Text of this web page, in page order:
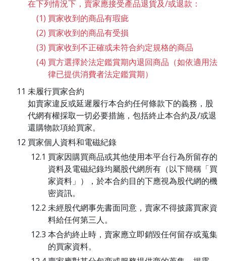
在下列情況下，賣家應接受產品退貨及/或退款：
買家收到的商品有瑕疵
買家收到的商品有受損
買家收到不正確或未符合約定規格的商品
買方選擇於法定鑑賞期內退回商品（如依適用法
律已提供消費者法定鑑賞期）
未履行買家合約
如賣家違反或延遲履行本合約任何條款下的義務，股
代網有權採取一切必要措施，包括終止本合約及/或退
還購物款項給買家。
買家個人資料和電磁紀錄
買家因購買商品或其他使用本平台行為所留存的
資料及電磁紀錄均屬股代網所有（以下簡稱「買
家資料」），於本合約目的下應視為股代網的機
密資訊。
未經股代網事先書面同意，賣家不得披露買家資
料給任何第三人。
本合約終止時，賣家應立即銷毀任何留存或蒐集
的買家資料。